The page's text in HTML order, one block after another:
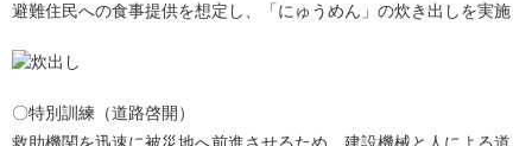
避難住民への食事提供を想定し、「にゅうめん」の炊き出しを実施
〇特別訓練（道路啓開）